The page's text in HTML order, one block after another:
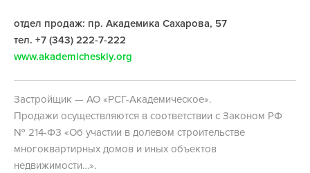
отдел продаж: пр. Академика Сахарова, 57
тел. +7 (343) 222-7-222
www.akademicheskiy.org
Застройщик — АО «РСГ-Академическое».
Продажи осуществляются в соответствии с Законом РФ
№ 214-ФЗ «Об участии в долевом строительстве
многоквартирных домов и иных объектов
недвижимости…».